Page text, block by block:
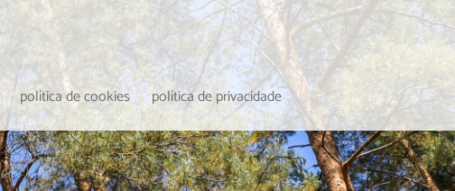
política de cookies política de privacidade